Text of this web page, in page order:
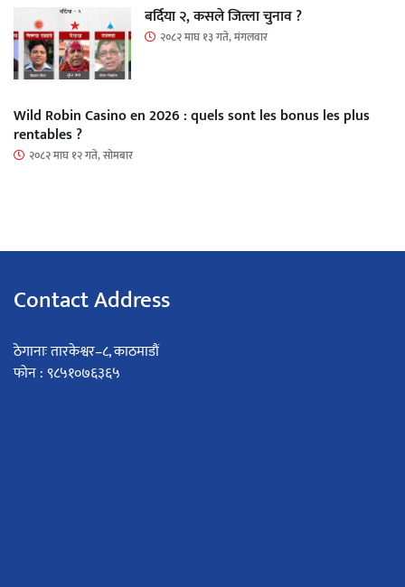
बर्दिया २, कसले जित्ला चुनाव ?
२०८२ माघ १३ गते, मंगलवार
Wild Robin Casino en 2026 : quels sont les bonus les plus
rentables ?
२०८२ माघ १२ गते, सोमबार
Contact Address
ठेगानाः तारकेश्वर–८, काठमाडौं
फोन : ९८५१०७६३६५